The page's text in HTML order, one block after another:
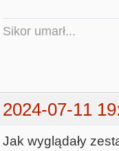
Sikor umarł...
2024-07-11
Jak wyglądały